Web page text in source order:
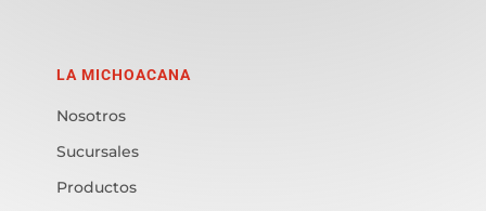
LA MICHOACANA
Nosotros
Sucursales
Productos